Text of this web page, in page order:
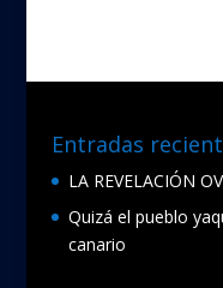
Entradas
LA REVELACIÓN
Quizá el pueblo
canario